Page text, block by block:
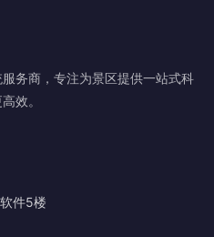
务商，专注为景区提供一站式科
效。
件5楼